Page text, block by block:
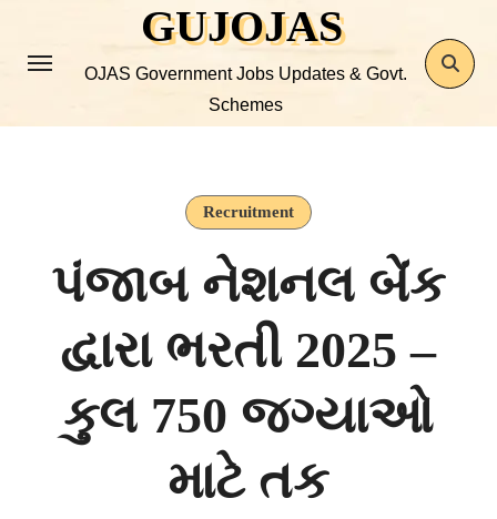
content
GUJOJAS
OJAS Government Jobs Updates & Govt.
Schemes
Recruitment
પંજાબ નેશનલ બેંક
દ્વારા ભરતી 2025 –
કુલ 750 જગ્યાઓ
માટે તક